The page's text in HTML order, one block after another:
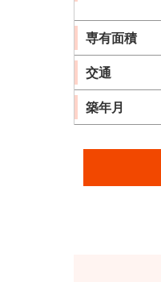
専有面積
交通
築年月